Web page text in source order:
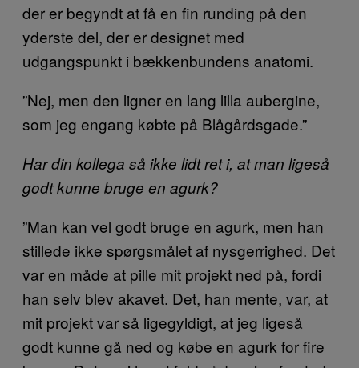
der er begyndt at få en fin runding på den
yderste del, der er designet med
udgangspunkt i bækkenbundens anatomi.
”Nej, men den ligner en lang lilla aubergine,
som jeg engang købte på Blågårdsgade.”
Har din kollega så ikke lidt ret i, at man ligeså
godt kunne bruge en agurk?
”Man kan vel godt bruge en agurk, men han
stillede ikke spørgsmålet af nysgerrighed. Det
var en måde at pille mit projekt ned på, fordi
han selv blev akavet. Det, han mente, var, at
mit projekt var så ligegyldigt, at jeg ligeså
godt kunne gå ned og købe en agurk for fire